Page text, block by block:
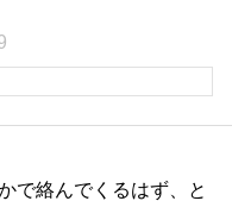
で絡んでくるはず、と